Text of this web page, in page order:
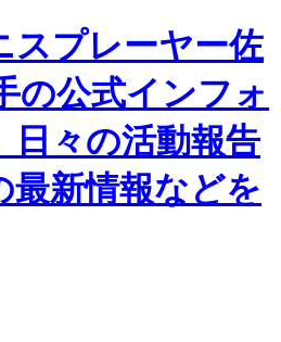
スプレーヤー佐
の公式インフォ
日々の活動報告
最新情報などを